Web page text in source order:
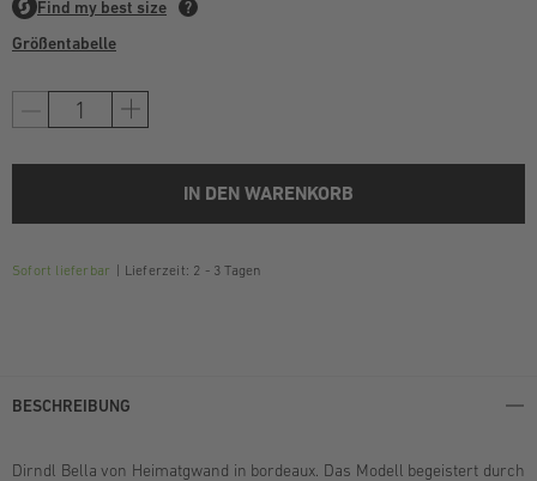
Größentabelle
IN DEN WARENKORB
Sofort lieferbar Lieferzeit: 2 - 3 Tagen
BESCHREIBUNG
Dirndl Bella von Heimatgwand in bordeaux. Das Modell begeistert durch